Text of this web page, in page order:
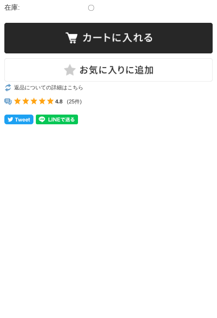
在庫: 〇
返品についての詳細はこちら
4.8 (25件)